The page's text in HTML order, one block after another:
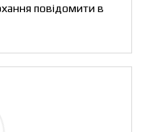
повідомити в